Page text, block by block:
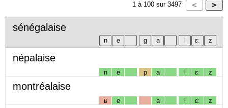
1 à 100 sur 3497
sénégalaise
népalaise
n e p a l ɛː z
montréalaise
ʁ e a l ɛː z